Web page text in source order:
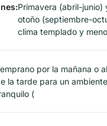
Primavera (abril-junio)
otoño (septiembre-
clima templado y
por la mañana o
la tarde para un ambiente
(